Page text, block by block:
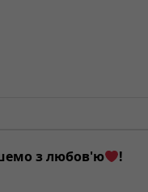
з любов'ю !